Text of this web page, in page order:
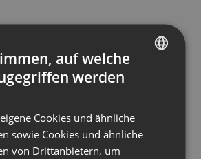
ENGLISH
GERMAN
POLISH
auf welche
werden
Cookies und ähnliche
sowie Cookies und ähnliche
von Drittanbietern, um